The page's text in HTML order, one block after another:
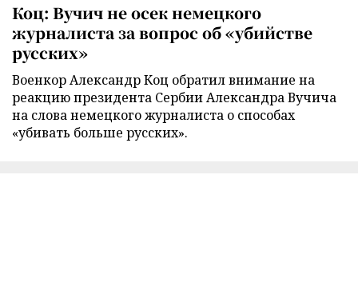
Коц: Вучич не осек немецкого
журналиста за вопрос об «убийстве
русских»
Военкор Александр Коц обратил внимание на
реакцию президента Сербии Александра Вучича
на слова немецкого журналиста о способах
«убивать больше русских».